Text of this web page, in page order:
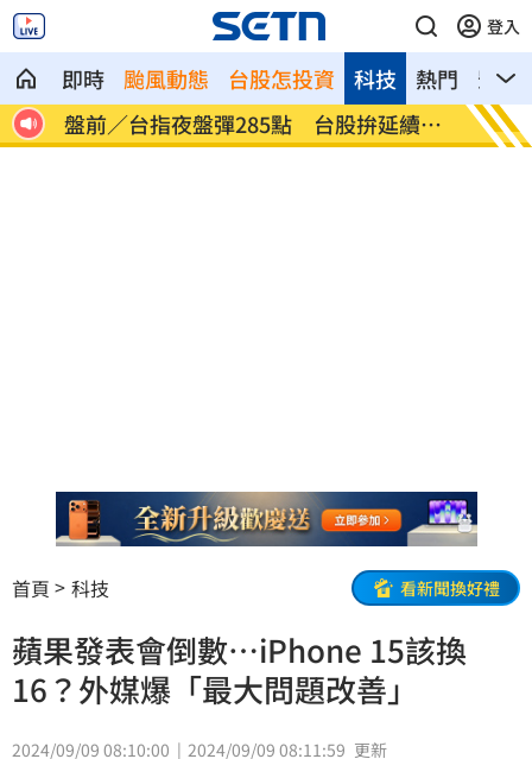
登入
即時 颱風動態 台股怎投資 熱門 影音
科技
送
盤前／台指夜盤彈285點 台股拚延續反
彈
美股
點
首頁 科技 看新聞換好禮
蘋果發表會倒數…iPhone 15該換
16？外媒爆「最大問題改善」
2024/09/09 08:10:00 2024/09/09 08:11:59 更新